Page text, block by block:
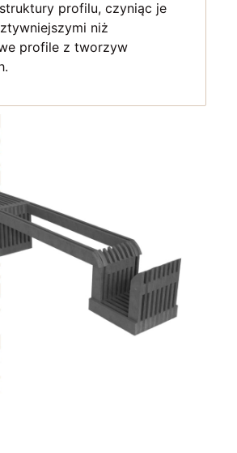
profilu, czyniąc je
niż
profile z tworzyw